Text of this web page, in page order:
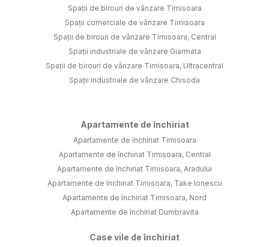
Spații de birouri de vânzare Timisoara
Spații comerciale de vânzare Timisoara
Spații de birouri de vânzare Timisoara, Central
Spații industriale de vânzare Giarmata
Spații de birouri de vânzare Timisoara, Ultracentral
Spații industriale de vânzare Chisoda
Apartamente de închiriat
Apartamente de închiriat Timisoara
Apartamente de închiriat Timisoara, Central
Apartamente de închiriat Timisoara, Aradului
Apartamente de închiriat Timisoara, Take Ionescu
Apartamente de închiriat Timisoara, Nord
Apartamente de închiriat Dumbravita
Case vile de închiriat